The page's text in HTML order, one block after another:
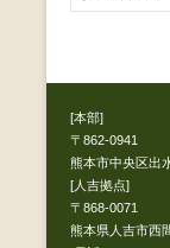
索
[本部]
〒862-0941
熊本市中央区出
[人吉拠点]
〒868-0071
熊本県人吉市西